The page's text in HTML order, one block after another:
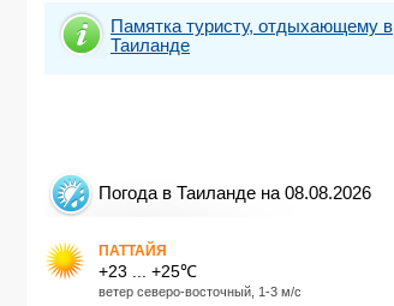
Памятка туристу, отдыхающему в
Таиланде
Погода в Таиланде на 08.08.2026
ПАТТАЙЯ
+23 ... +25℃
ветер северо-восточный, 1-3 м/с